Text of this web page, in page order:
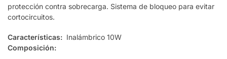
protección contra sobrecarga. Sistema de bloqueo para evitar
cortocircuitos.
Características: Inalámbrico 10W
Composición: